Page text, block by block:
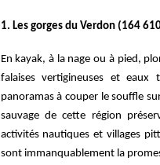
1. Les gorges du Verdon (164
En kayak, à la nage ou à pied,
falaises vertigineuses et eaux
panoramas à couper le souffle
sauvage de cette région
activités nautiques et villages
sont immanquablement la